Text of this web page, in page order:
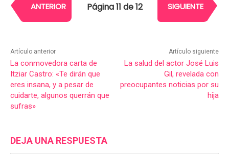
ANTERIOR Página 11 de 12 SIGUIENTE
Artículo anterior
La conmovedora carta de
Itziar Castro: «Te dirán que
eres insana, y a pesar de
cuidarte, algunos querrán que
sufras»
Artículo siguiente
La salud del actor José Luis
Gil, revelada con
preocupantes noticias por su
hija
DEJA UNA RESPUESTA